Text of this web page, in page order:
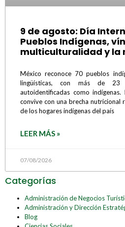
9 de agosto: Día
Pueblos Indígenas,
multiculturalidad y la
México reconoce 70 pueblos
lingüísticas, con más de 23
autoidentificadas como
convive con una brecha nutricional
de los hogares indígenas del país
LEER MÁS »
07/08/2026
Categorías
Administración de Negocios
Administración y Dirección
Blog